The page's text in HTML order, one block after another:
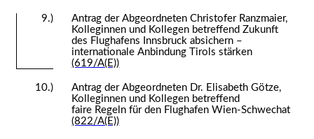
9.)
Antrag der Abgeordneten Christofer Ranzmaier,
Kolleginnen und Kollegen betreffend Zukunft
des Flughafens Innsbruck absichern –
internationale Anbindung Tirols stärken
(619/A(E))
10.)
Antrag der Abgeordneten Dr. Elisabeth Götze,
Kolleginnen und Kollegen betreffend
faire Regeln für den Flughafen Wien-Schwechat
(822/A(E))